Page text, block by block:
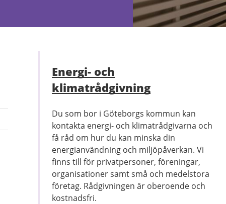
Energi- och
klimatrådgivning
Du som bor i Göteborgs kommun kan
kontakta energi- och klimatrådgivarna och
få råd om hur du kan minska din
energianvändning och miljöpåverkan. Vi
finns till för privatpersoner, föreningar,
organisationer samt små och medelstora
företag. Rådgivningen är oberoende och
kostnadsfri.